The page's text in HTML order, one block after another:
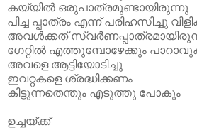
കയ്യില്‍ ഒരുപാത്രമുണ്ടായിരുന്നു
പിച്ച പ്പാത്രം എന്ന് പരിഹസിച്ചു
അവള്‍ക്കത്
ഗേറ്റില്‍ എത്തുമ്പോഴേക്കും
അവളെ ആട്ടിയോടിച്ചു
ഇവറ്റകളെ ശ്രദ്ധിക്കണം
കിട്ടുന്നതെന്തും എടുത്തു പോകും
ഉച്ചയ്ക്ക്